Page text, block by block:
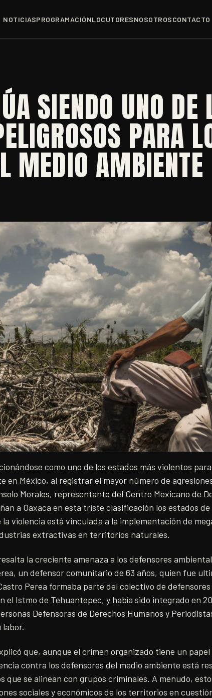
NOTICIASPROGRAMACIÓNLOCUTORESNOSOTROSCONTACTO
SIENDO UNO DE
PARA
MEDIO AMBIENTE
como uno de los estados más violentos
en México, al registrar el mayor número de
Morales, representante del Centro Mexicano de
a Oaxaca en esta triste clasificación los estados
la violencia está vinculada a la implementación de
extractivas en territorios naturales.
la creciente amenaza a los defensores
un defensor comunitario de 63 años, quien fue
Perea formaba parte del colectivo de
el Istmo de Tehuantepec, y había sido integrado en
Defensoras de Derechos Humanos y
que, aunque el crimen organizado tiene un
contra los defensores del medio ambiente está
que se alinean con grupos criminales. A menudo,
sociales y económicos de los territorios en